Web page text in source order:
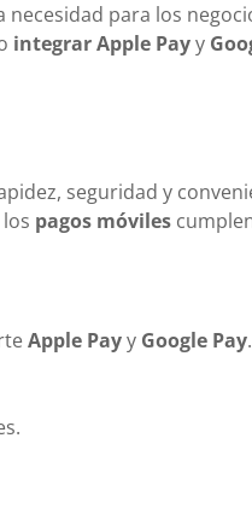
necesidad para los
integrar Apple Payy
seguridad y
pagos móviles
Apple Payy Google Pay